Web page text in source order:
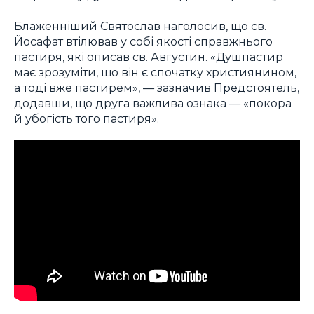
Блаженніший Святослав наголосив, що св.
Йосафат втілював у собі якості справжнього
пастиря, які описав св. Августин. «Душпастир
має зрозуміти, що він є спочатку християнином,
а тоді вже пастирем», — зазначив Предстоятель,
додавши, що друга важлива ознака — «покора
й убогість того пастиря».